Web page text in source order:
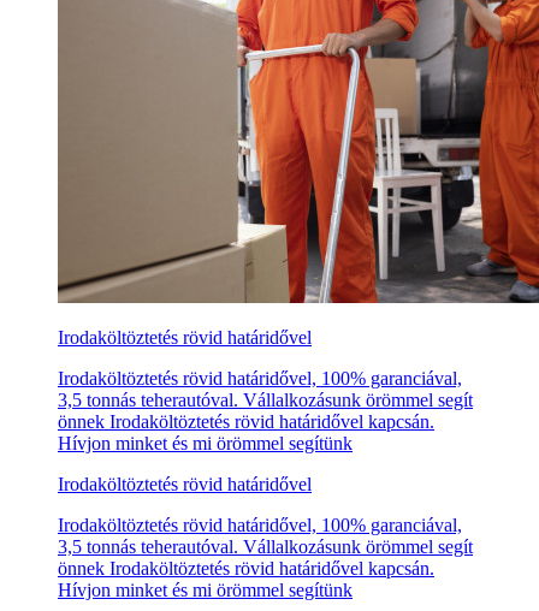
Irodaköltöztetés rövid határidővel
Irodaköltöztetés rövid határidővel, 100% garanciával,
3,5 tonnás teherautóval. Vállalkozásunk örömmel segít
önnek Irodaköltöztetés rövid határidővel kapcsán.
Hívjon minket és mi örömmel segítünk
Irodaköltöztetés rövid határidővel
Irodaköltöztetés rövid határidővel, 100% garanciával,
3,5 tonnás teherautóval. Vállalkozásunk örömmel segít
önnek Irodaköltöztetés rövid határidővel kapcsán.
Hívjon minket és mi örömmel segítünk